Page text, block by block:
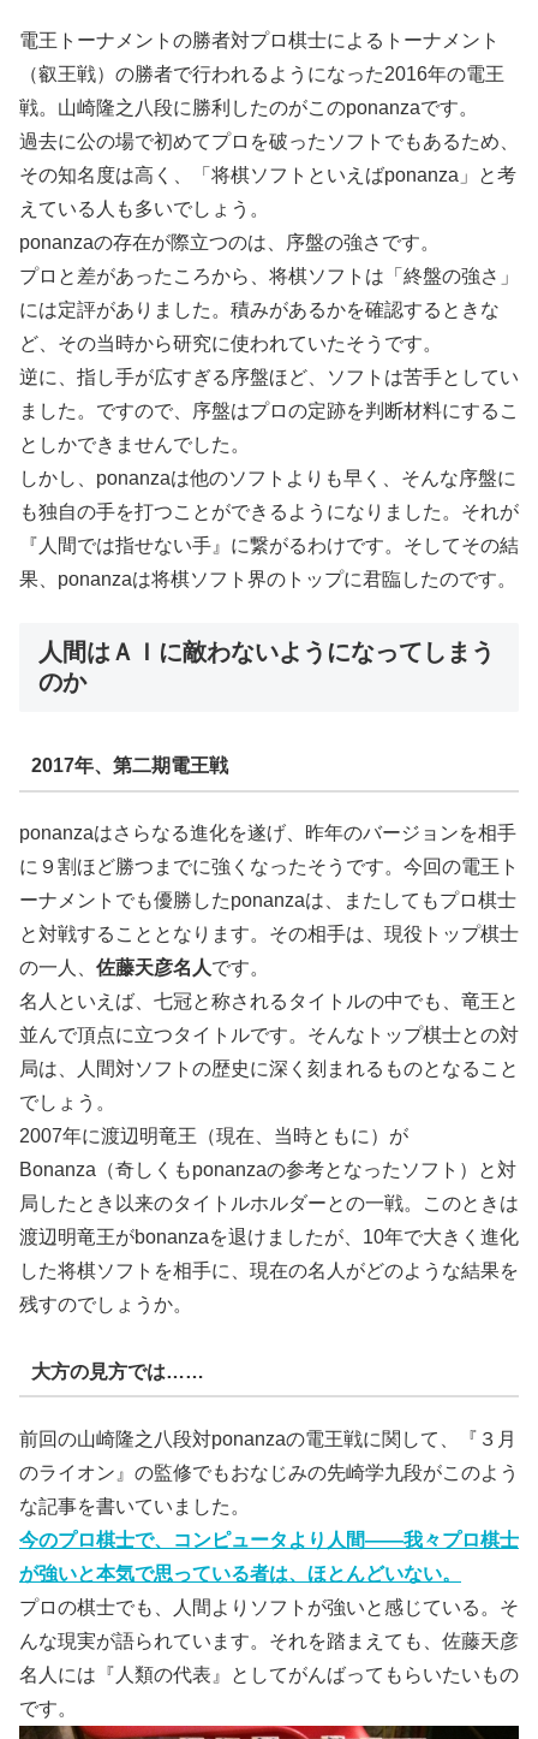
電王トーナメントの勝者対プロ棋士によるトーナメント
（叡王戦）の勝者で行われるようになった2016年の電王
戦。山崎隆之八段に勝利したのがこのponanzaです。
過去に公の場で初めてプロを破ったソフトでもあるため、
その知名度は高く、「将棋ソフトといえばponanza」と考
えている人も多いでしょう。
ponanzaの存在が際立つのは、序盤の強さです。
プロと差があったころから、将棋ソフトは「終盤の強さ」
には定評がありました。積みがあるかを確認するときな
ど、その当時から研究に使われていたそうです。
逆に、指し手が広すぎる序盤ほど、ソフトは苦手としてい
ました。ですので、序盤はプロの定跡を判断材料にするこ
としかできませんでした。
しかし、ponanzaは他のソフトよりも早く、そんな序盤に
も独自の手を打つことができるようになりました。それが
『人間では指せない手』に繋がるわけです。そしてその結
果、ponanzaは将棋ソフト界のトップに君臨したのです。
人間はＡＩに敵わないようになってしまう
のか
2017年、第二期電王戦
ponanzaはさらなる進化を遂げ、昨年のバージョンを相手
に９割ほど勝つまでに強くなったそうです。今回の電王ト
ーナメントでも優勝したponanzaは、またしてもプロ棋士
と対戦することとなります。その相手は、現役トップ棋士
の一人、 佐藤天彦名人です。
名人といえば、七冠と称されるタイトルの中でも、竜王と
並んで頂点に立つタイトルです。そんなトップ棋士との対
局は、人間対ソフトの歴史に深く刻まれるものとなること
でしょう。
2007年に渡辺明竜王（現在、当時ともに）が
Bonanza（奇しくもponanzaの参考となったソフト）と対
局したとき以来のタイトルホルダーとの一戦。このときは
渡辺明竜王がbonanzaを退けましたが、10年で大きく進化
した将棋ソフトを相手に、現在の名人がどのような結果を
残すのでしょうか。
大方の見方では……
前回の山崎隆之八段対ponanzaの電王戦に関して、『３月
のライオン』の監修でもおなじみの先崎学九段がこのよう
な記事を書いていました。
今のプロ棋士で、コンピュータより人間――我々プロ棋士
が強いと本気で思っている者は、ほとんどいない。
プロの棋士でも、人間よりソフトが強いと感じている。そ
んな現実が語られています。それを踏まえても、佐藤天彦
名人には『人類の代表』としてがんばってもらいたいもの
です。